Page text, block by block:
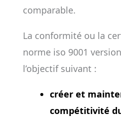
comparable.
La conformité ou la
norme iso 9001
l’objectif suivant :
créer et
compétitivité